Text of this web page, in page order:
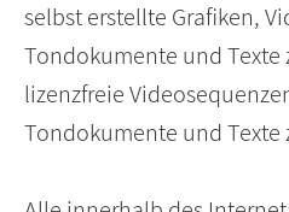
selbst erstellte Grafiken,
Tondokumente und Texte
lizenzfreie
Tondokumente und Texte